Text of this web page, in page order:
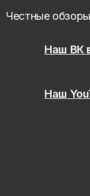
Честные
Наш ВК
Наш